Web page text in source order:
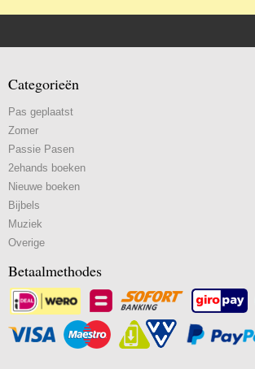
Categorieën
Pas geplaatst
Zomer
Passie Pasen
2ehands boeken
Nieuwe boeken
Bijbels
Muziek
Overige
Betaalmethodes